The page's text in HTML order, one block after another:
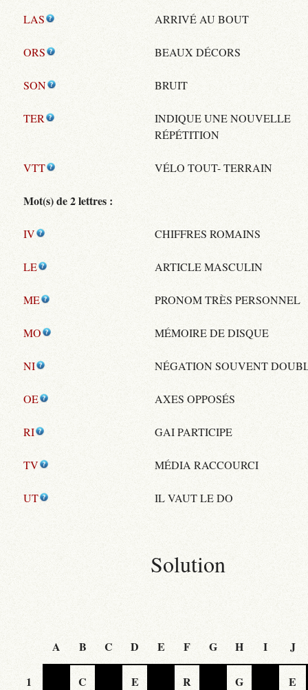
LAS ARRIVÉ AU BOUT
ORS BEAUX DÉCORS
SON BRUIT
TER
INDIQUE UNE NOUVELLE
RÉPÉTITION
VTT VÉLO TOUT- TERRAIN
Mot(s) de 2 lettres :
IV CHIFFRES ROMAINS
LE ARTICLE MASCULIN
ME PRONOM TRÈS PERSONNEL
MO MÉMOIRE DE DISQUE
NI NÉGATION SOUVENT
OE AXES OPPOSÉS
RI GAI PARTICIPE
TV MÉDIA RACCOURCI
UT IL VAUT LE DO
Solution
A B C D E F G H I J
1 C E R G E